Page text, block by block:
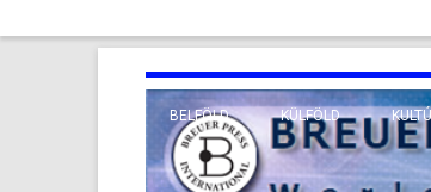
BELFÖLD KÜLFÖLD